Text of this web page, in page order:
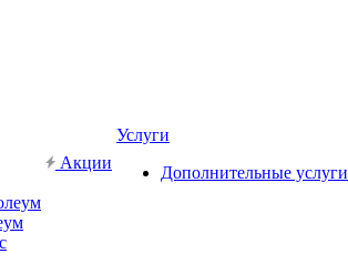
Акции
Услуги
Дополнительные услуги